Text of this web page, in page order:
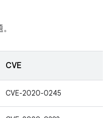
CVE
CVE-2020-0245